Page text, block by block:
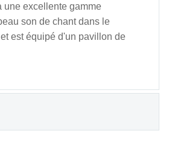
une excellente gamme
son de chant dans le
est équipé d'un pavillon de